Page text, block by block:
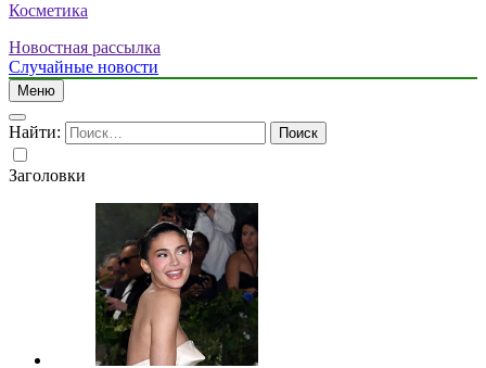
Косметика
Новостная рассылка
Случайные новости
Меню
Найти:
Заголовки